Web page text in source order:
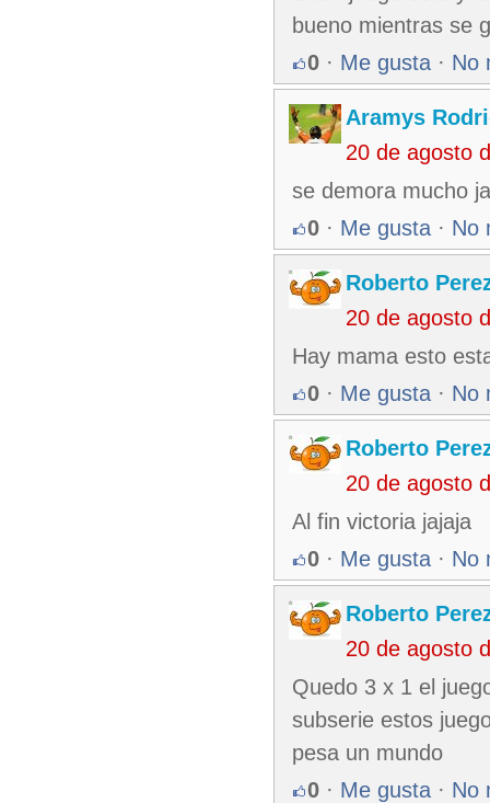
bueno mientras se
0 · Me gusta · No
Aramys
20 de agosto
se demora mucho
0 · Me gusta · No
Roberto
20 de agosto
Hay mama esto
0 · Me gusta · No
Roberto
20 de agosto
Al fin victoria jajaja
0 · Me gusta · No
Roberto
20 de agosto
Quedo 3 x 1 el
subserie estos
pesa un mundo
0 · Me gusta · No